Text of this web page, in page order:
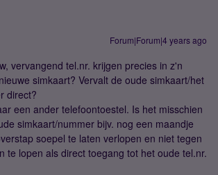
Forum|Forum|4 years ago
vervangend tel.nr. krijgen precies in z'n
simkaart? Vervalt de oude simkaart/het
direct?
een ander telefoontoestel. Is het misschien
simkaart/nummer bijv. nog een maandje
soepel te laten verlopen en niet tegen
te lopen als direct toegang tot het oude tel.nr.